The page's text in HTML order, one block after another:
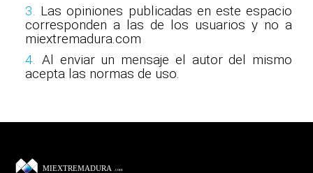
3. Las opiniones publicadas en este espacio
corresponden a las de los usuarios y no a
miextremadura.com
4. Al enviar un mensaje el autor del mismo
acepta las normas de uso.